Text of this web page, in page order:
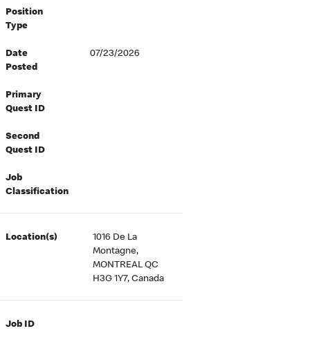
Position
Type
Date
Posted
07/23/2026
Primary
Quest ID
Second
Quest ID
Job
Classification
Location(s)
1016 De La
Montagne,
MONTREAL QC
H3G 1Y7, Canada
Job ID